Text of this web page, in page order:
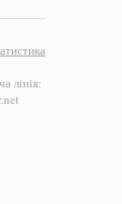
лінія: